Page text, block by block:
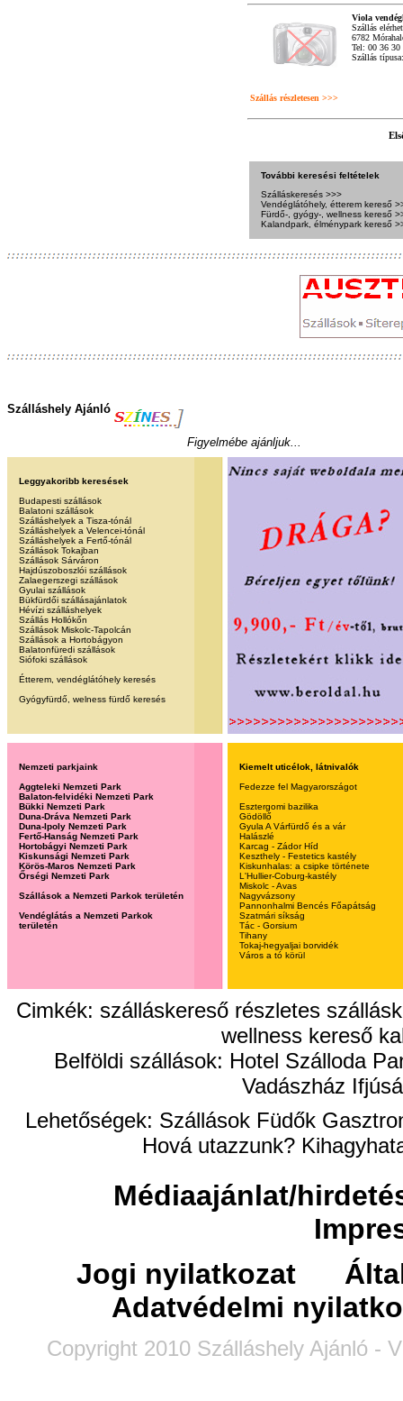
Viola
Szállás
6782
Tel: 00 36 30
Szállás
Szállás részletesen >>>
További keresési feltételek
Szálláskeresés >>>
Vendéglátóhely, étterem kereső
Fürdő-, gyógy-, wellness kereső
Kalandpark, élménypark kereső
Szálláshely Ajánló
Figyelmébe ajánljuk...
Leggyakoribb keresések
Budapesti szállások
Balatoni szállások
Szálláshelyek a Tisza-tónál
Szálláshelyek a Velencei-tónál
Szálláshelyek a Fertő-tónál
Szállások Tokajban
Szállások Sárváron
Hajdúszoboszlói szállások
Zalaegerszegi szállások
Gyulai szállások
Bükfürdői szállásajánlatok
Hévízi szálláshelyek
Szállás Hollókőn
Szállások Miskolc-Tapolcán
Szállások a Hortobágyon
Balatonfüredi szállások
Siófoki szállások
Étterem, vendéglátóhely keresés
Gyógyfürdő, welness fürdő keresés
Nemzeti parkjaink
Aggteleki Nemzeti Park
Balaton-felvidéki Nemzeti Park
Bükki Nemzeti Park
Duna-Dráva Nemzeti Park
Duna-Ipoly Nemzeti Park
Fertő-Hanság Nemzeti Park
Hortobágyi Nemzeti Park
Kiskunsági Nemzeti Park
Körös-Maros Nemzeti Park
Őrségi Nemzeti Park
Szállások a Nemzeti Parkok területén
Vendéglátás a Nemzeti Parkok
területén
Kiemelt uticélok, látnivalók
Fedezze fel Magyarországot
Esztergomi bazilika
Gödöllő
Gyula A Várfürdő és a vár
Halászlé
Karcag - Zádor Híd
Keszthely - Festetics kastély
Kiskunhalas: a csipke története
L'Hullier-Coburg-kastély
Miskolc - Avas
Nagyvázsony
Pannonhalmi Bencés Főapátság
Szatmári síkság
Tác - Gorsium
Tihany
Tokaj-hegyaljai borvidék
Város a tó körül
Cimkék: szálláskereső részletes
wellness kereső
Belföldi szállások: Hotel Szálloda
Vadászház
Lehetőségek: Szállások Füdők
Hová utazzunk?
Médiaajánlat/
Jogi nyilatkozat
Adatvédelmi
Copyright 2010 Szálláshely Ajánló -